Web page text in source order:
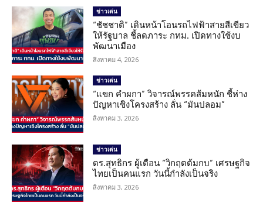
ข่าวเด่น
“ชัชชาติ” เดินหน้าโอนรถไฟฟ้าสายสีเขียว
ให้รัฐบาล ชี้ลดภาระ กทม. เปิดทางใช้งบ
พัฒนาเมือง
สิงหาคม 4, 2026
ข่าวเด่น
“แขก คำผกา” วิจารณ์พรรคส้มหนัก ชี้ห่าง
ปัญหาเชิงโครงสร้าง ลั่น “มันปลอม”
สิงหาคม 3, 2026
ข่าวเด่น
ดร.สุทธิกร ผู้เตือน “วิกฤตต้มกบ” เศรษฐกิจ
ไทยเป็นคนแรก วันนี้กำลังเป็นจริง
สิงหาคม 3, 2026